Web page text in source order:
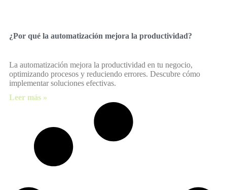
¿Por qué la automatización mejora la productividad?
La automatización mejora la productividad en tu negocio,
optimizando procesos y reduciendo errores. Descubre cómo
implementar soluciones efectivas.
Leer más »